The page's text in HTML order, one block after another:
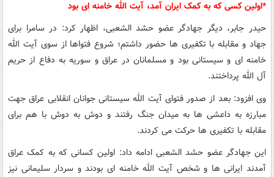
*اولین کسی که به کمک ایران آمد، آیت الله خامنه ای بود
حیدر جابر، دیگر جهادگر عضو حشد الشعبی، اظهار کرد: در سامرا برای
جهاد و مقابله با تکفیری ها حضور داشتم؛ شروع فتواها از سوی آیت الله
خامنه ای و سیستانی بود و مسلمانان در عراق و سوریه به دفاع از حریم
آل الله پرداختند.
وی افزود: بعد از صدور فتوای آیت الله سیستانی جوانان انقلابی عراق جهت
مبارزه به داعشی ها به میدان جنگ رفتند و دوش به دوش با هم برای
مقابله با تکفیری ها حرکت می کردند.
این جهادگر عضو حشد الشعبی ادامه داد: اولین کسانی که به کمک عراق
آمدند ایرانی ها و شخص آیت الله خامنه ای بودند و سردار سلیمانی نیز